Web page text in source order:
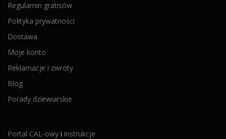
Regulamin gratisów
Polityka prywatności
Dostawa
Moje konto
Reklamacje i zwroty
Blog
Porady dziewiarskie
Portal CAL-owy i instrukcje